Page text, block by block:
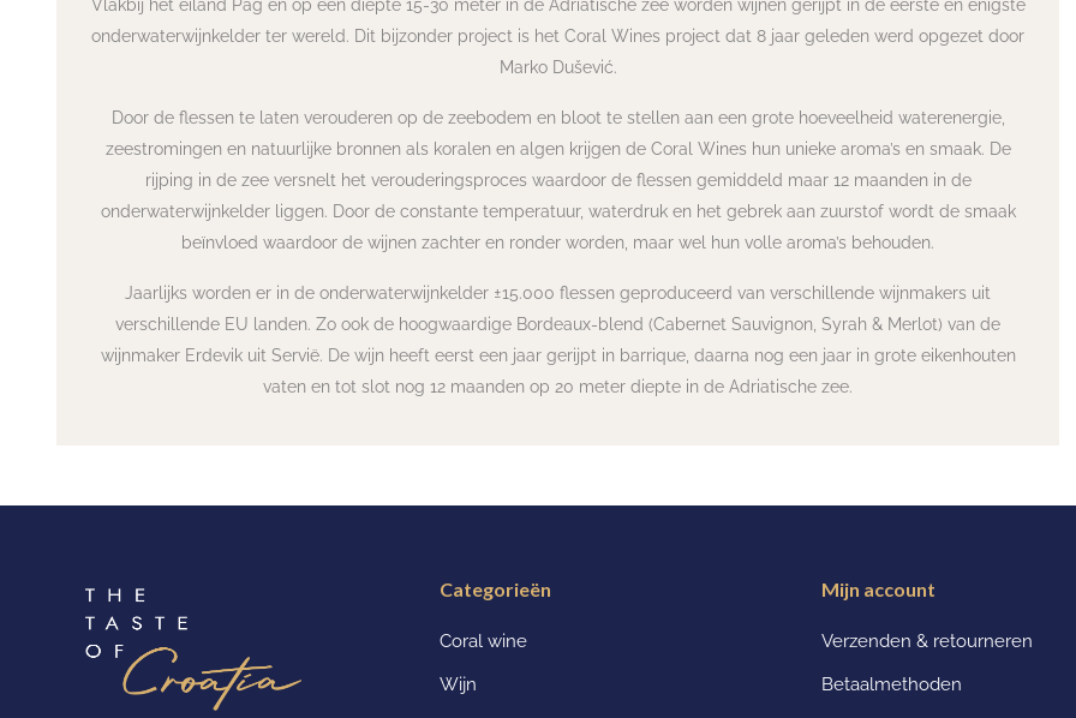
Vlakbij het eiland Pag en op een diepte 15-30 meter in de Adriatische zee worden wijnen gerijpt in de eerste en enigste
onderwaterwijnkelder ter wereld. Dit bijzonder project is het Coral Wines project dat 8 jaar geleden werd opgezet door
Marko Dušević.
Door de flessen te laten verouderen op de zeebodem en bloot te stellen aan een grote hoeveelheid waterenergie,
zeestromingen en natuurlijke bronnen als koralen en algen krijgen de Coral Wines hun unieke aroma’s en smaak. De
rijping in de zee versnelt het verouderingsproces waardoor de flessen gemiddeld maar 12 maanden in de
onderwaterwijnkelder liggen. Door de constante temperatuur, waterdruk en het gebrek aan zuurstof wordt de smaak
beïnvloed waardoor de wijnen zachter en ronder worden, maar wel hun volle aroma’s behouden.
Jaarlijks worden er in de onderwaterwijnkelder ±15.000 flessen geproduceerd van verschillende wijnmakers uit
verschillende EU landen. Zo ook de hoogwaardige Bordeaux-blend (Cabernet Sauvignon, Syrah & Merlot) van de
wijnmaker Erdevik uit Servië. De wijn heeft eerst een jaar gerijpt in barrique, daarna nog een jaar in grote eikenhouten
vaten en tot slot nog 12 maanden op 20 meter diepte in de Adriatische zee.
Categorieën
Coral wine
Wijn
Mijn account
Verzenden & retourneren
Betaalmethoden